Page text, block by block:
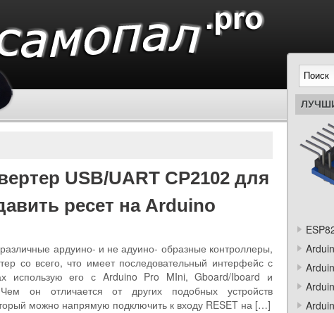
USB/UART CP2102 для
ресет на Arduino
ардуино- и не адуино- образные контроллеры,
со всего, что имеет последовательный интерфейс с
использую его с Arduino Pro MIni, Gboard/Iboard и
он отличается от других подобных устройств
можно напрямую подключить к входу RESET на […]